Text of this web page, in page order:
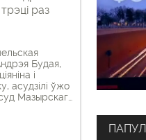
раз
Будая,
і
асудзілі ўжо
Мазырскага